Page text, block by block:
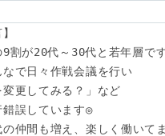
割が20代～30代と若年層です
で日々作戦会議を行い
変更してみる？」など
誤しています◎
仲間も増え、楽しく働いてま